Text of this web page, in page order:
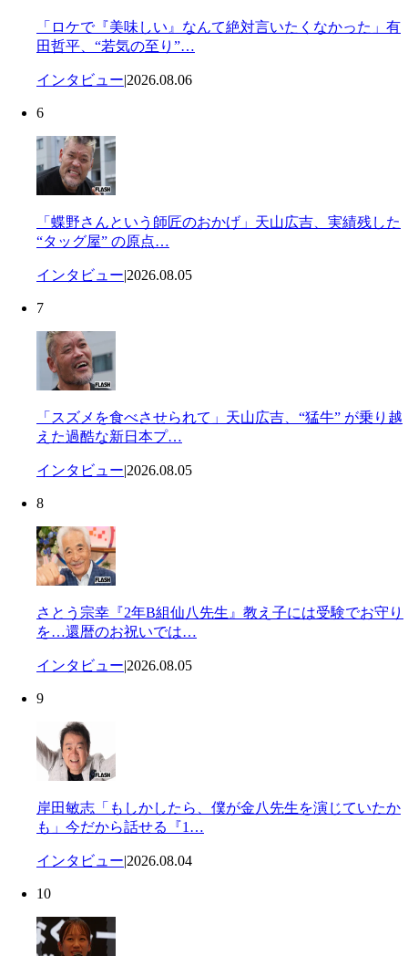
「ロケで『美味しい』なんて絶対言いたくなかった」有
田哲平、“若気の至り”…
インタビュー|2026.08.06
6
「蝶野さんという師匠のおかげ」天山広吉、実績残した
“タッグ屋” の原点…
インタビュー|2026.08.05
7
「スズメを食べさせられて」天山広吉、“猛牛” が乗り越
えた過酷な新日本プ…
インタビュー|2026.08.05
8
さとう宗幸『2年B組仙八先生』教え子には受験でお守り
を…還暦のお祝いでは…
インタビュー|2026.08.05
9
岸田敏志「もしかしたら、僕が金八先生を演じていたか
も」今だから話せる『1…
インタビュー|2026.08.04
10